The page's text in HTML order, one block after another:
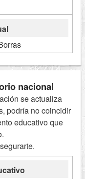
nacional
se actualiza
podría no coincidir
educativo que